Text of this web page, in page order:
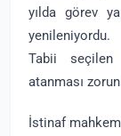
yılda görev
yenileniyordu.
Tabii seçilen
atanması
İstinaf